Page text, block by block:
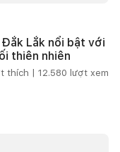
Đắk Lắk nổi bật với
thiên nhiên
thích | 12.580 lượt xem